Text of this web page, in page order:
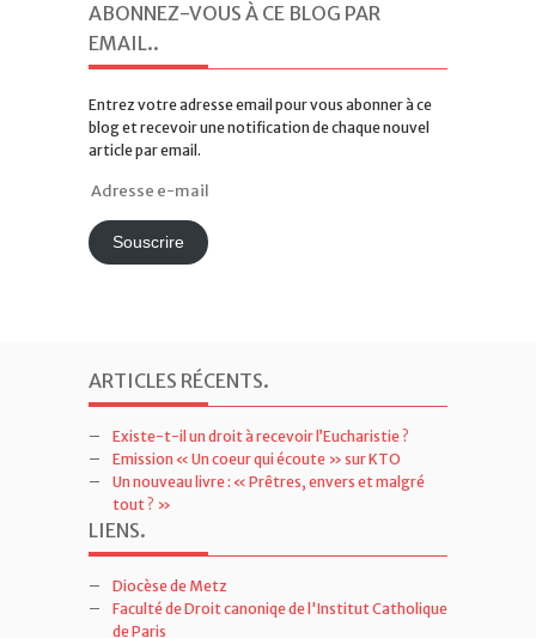
ABONNEZ-VOUS À CE BLOG PAR
EMAIL..
Entrez votre adresse email pour vous abonner à ce
blog et recevoir une notification de chaque nouvel
article par email.
Adresse
mailSouscrire
ARTICLES RÉCENTS.
Existe-t-il un droit à recevoir l’Eucharistie ?
Emission « Un coeur qui écoute » sur KTO
Un nouveau livre : « Prêtres, envers et malgré
tout ? »
LIENS.
Diocèse de Metz
Faculté de Droit canoniqe de l'Institut Catholique
de Paris